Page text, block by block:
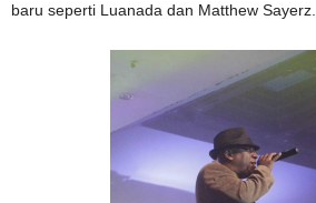
baru seperti Luanada dan Matthew Sayerz.